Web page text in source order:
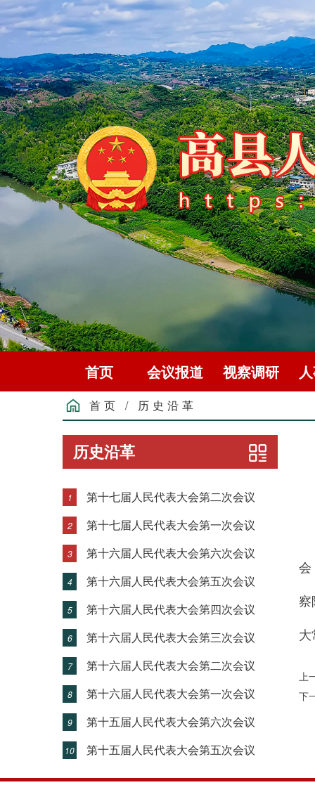
首页 会议报道 视察调研
首页 / 历史沿革
历史沿革
1 第十七届人民代表大会第二次会议
2 第十七届人民代表大会第一次会议
3 第十六届人民代表大会第六次会议
4 第十六届人民代表大会第五次会议
5 第十六届人民代表大会第四次会议
6 第十六届人民代表大会第三次会议
7 第十六届人民代表大会第二次会议
8 第十六届人民代表大会第一次会议
9 第十五届人民代表大会第六次会议
10 第十五届人民代表大会第五次会议
会
察
大
上
下